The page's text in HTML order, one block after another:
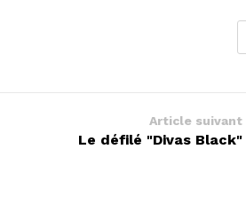
Article suivant
Le défilé "Divas Black"